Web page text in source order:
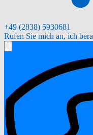
+49 (2838) 5930681
Rufen Sie mich an, ich